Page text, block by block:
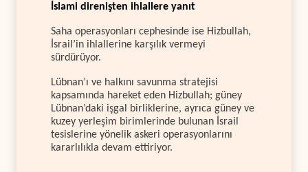
İslami direnişten ihlallere yanıt
Saha operasyonları cephesinde ise Hizbullah,
İsrail’in ihlallerine karşılık vermeyi
sürdürüyor.
Lübnan’ı ve halkını savunma stratejisi
kapsamında hareket eden Hizbullah; güney
Lübnan’daki işgal birliklerine, ayrıca güney ve
kuzey yerleşim birimlerinde bulunan İsrail
tesislerine yönelik askeri operasyonlarını
kararlılıkla devam ettiriyor.